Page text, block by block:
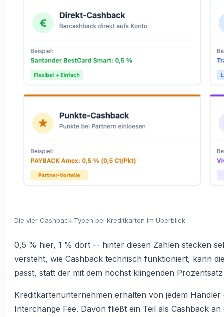
Die vier Cashback-Typen bei Kreditkarten im Überblick
0,5 % hier, 1 % dort -- hinter diesen Zahlen stecken
versteht, wie Cashback technisch funktioniert, kann
passt, statt der mit dem höchst klingenden
Kreditkartenunternehmen erhalten von jedem
Interchange Fee. Davon fließt ein Teil als Cashback